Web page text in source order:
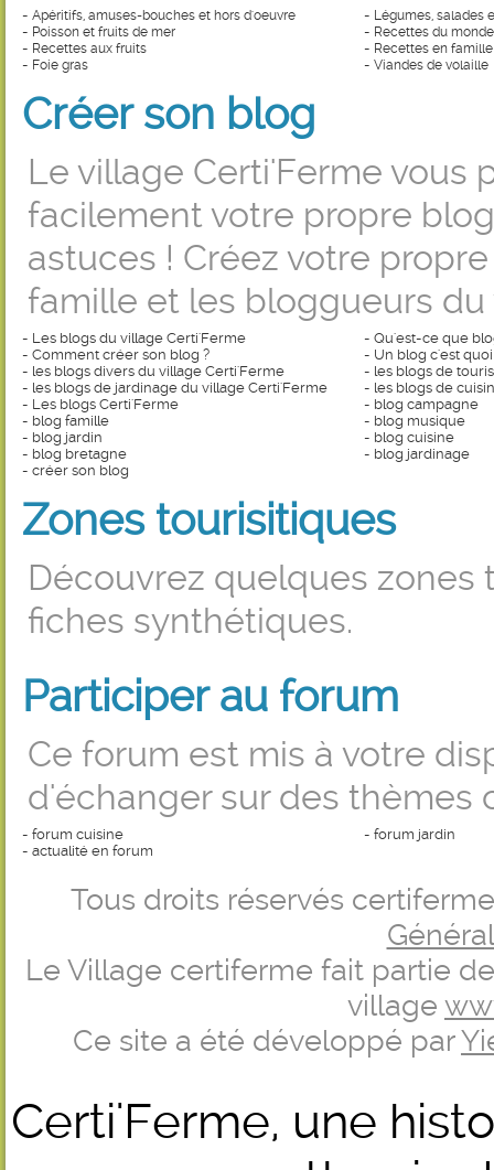
- Apéritifs, amuses-bouches et hors d'oeuvre - Légumes, salades
- Poisson et fruits de mer - Recettes du
- Recettes aux fruits - Recettes en
- Foie gras -Viandes de volaille
Créer son blog
Le village Certi'Ferme
facilement votre propre
astuces ! Créez votre
famille et les bloggueurs du
- Les blogs du village Certi'Ferme -Qu'est-ce que
- Comment créer son blog ? - Un blog c'est quoi
- les blogs divers du village Certi'Ferme - les blogs de
- les blogs de jardinage du village Certi'Ferme - les blogs de
- Les blogs Certi'Ferme - blog campagne
- blog famille - blog musique
- blog jardin - blog cuisine
- blog bretagne - blog jardinage
- créer son blog
Zones tourisitiques
Découvrez quelques
fiches synthétiques.
Participer au forum
Ce forum est mis à votre
d'échanger sur des thèmes
- forum cuisine -forum jardin
- actualité en forum
Tous droits réservés
Le Village certiferme fait partie
village
Ce site a été développé par
Certi'Ferme, une